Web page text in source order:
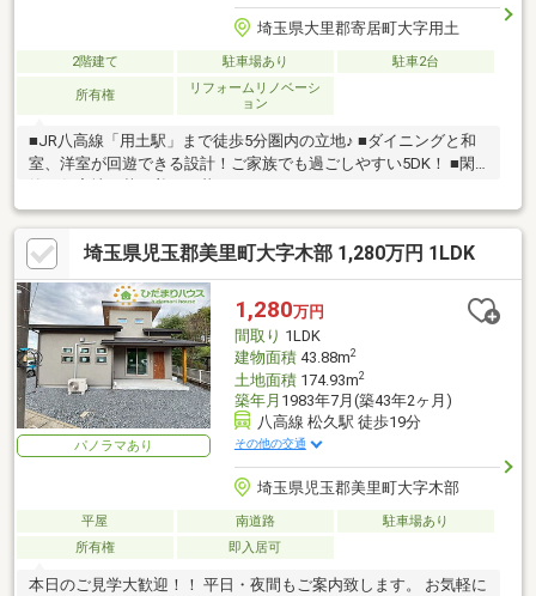
埼玉県大里郡寄居町大字用土
2階建て 駐車場あり 駐車2台
所有権
リフォームリノベーシ
ョン
■JR八高線「用土駅」まで徒歩5分圏内の立地♪ ■ダイニングと和
室、洋室が回遊できる設計！ご家族でも過ごしやすい5DK！ ■閑
静な住宅地で落ち着いた暮らしはいかがですか♪
埼玉県児玉郡美里町大字木部 1,280万円 1LDK
パノラマあり
1,280万円
間取り 1LDK
建物面積43.88m2
土地面積174.93m2
築年月 1983年7月(築43年2ヶ月)
八高線 松久駅 徒歩19分
その他の交通
埼玉県児玉郡美里町大字木部
平屋 南道路
駐車場あり
所有権
即入居可
本日のご見学大歓迎！！ 平日・夜間もご案内致します。 お気軽に